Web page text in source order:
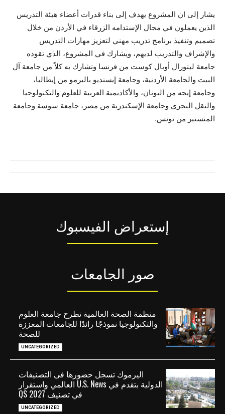
يشار إلى ان المشروع يهدف إلى بناء قدرات أعضاء هيئة التدريس
الذين يعملون في مجال الإستدامه الزرقاء في الأردن من خلال
تصميم وتنفيذ برنامج تدريب مهني لتعزيز مهارات التدريس
والإشراف والتدريب لديهم، ويشارك في المشروع، الذي تقوده
جامعة ليتورال أوبال كوست من فرنسا وتشارك به كلاً من جامعة آل
البيت والجامعة الأردنية، وجامعة إيستديو باليرمو من إيطاليا،
وجامعة إيجه من اليونان، والأكاديمية العربية للعلوم والتكنولوجيا
والنقل البحري وجامعة الإسكندرية من مصر، جامعة سوسة وجامعة
المنستير من تونس.
إستعراض الفيسبوك
صور الجامعات
منظمة الصحة العالمية تطرح جامعة العلوم
والتكنولوجيا نموذجًا رائدًا للجامعات المعززة
للصحة
UNCATEGORIZED
اليرموك تسجل حضورها في التصنيفات
الدولية بتقدم في U.S. News العالمي واستقرار
في تصنيف QS 2027
UNCATEGORIZED